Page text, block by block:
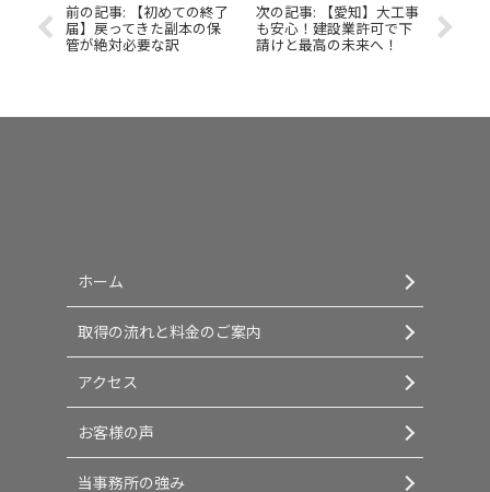
【初めての終了
届】戻ってきた副本の保
管が絶対必要な訳
【愛知】大工事
も安心！建設業許可で下
請けと最高の未来へ！
ホーム
取得の流れと料金のご案内
アクセス
お客様の声
当事務所の強み